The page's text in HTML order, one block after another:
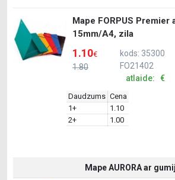
Mape FORPUS Premier
15mm/A4, zila
1.80
1.10€
kods: 35300
FO21402
atlaide: €
Daudzums Cena
1+
1.10
2+
1.00
Mape AURORA ar